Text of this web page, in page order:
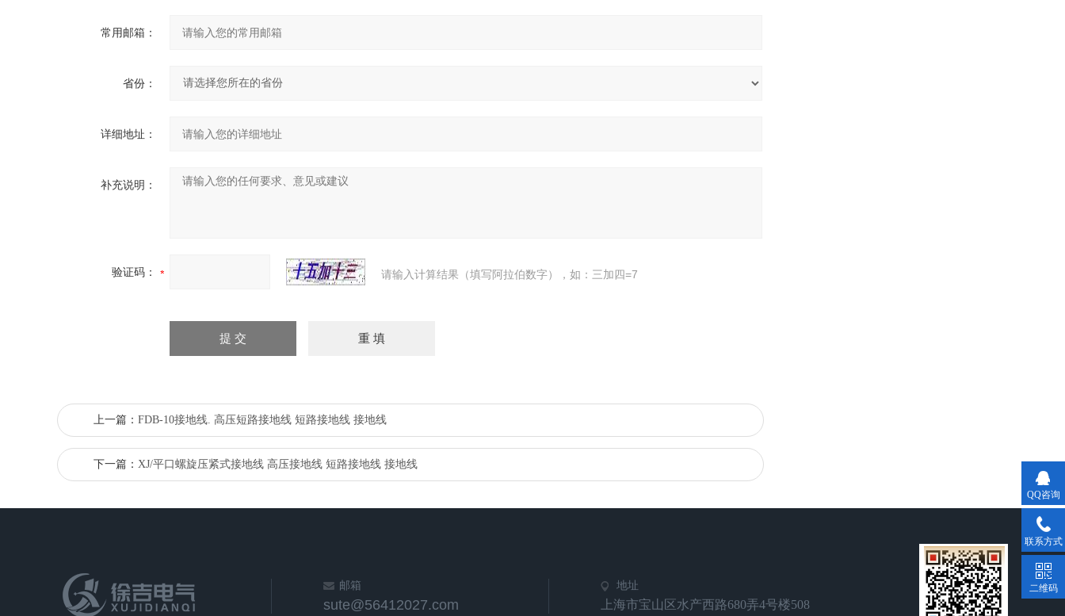
常用邮箱：
省份：
详细地址：
补充说明：
验证码： 请输入计算结果（填写阿拉伯数字），如：三加四=7
上一篇： FDB-10接地线. 高压短路接地线 短路接地线 接地线
下一篇： XJ/平口螺旋压紧式接地线 高压接地线 短路接地线 接地线
邮箱
sute@56412027.com
地址
上海市宝山区水产西路680弄4号楼508
QQ咨询
联系方式
二维码